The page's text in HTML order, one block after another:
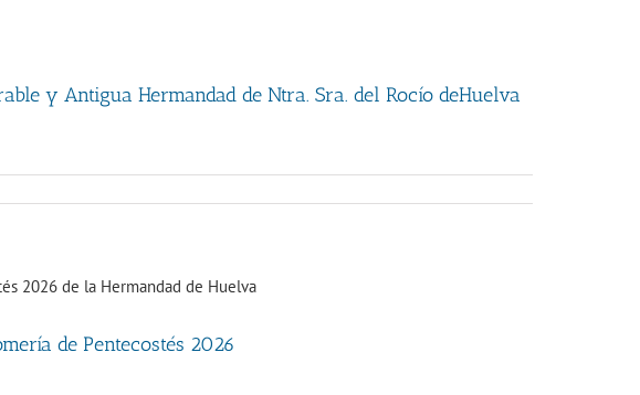
y Antigua Hermandad de Ntra. Sra. del Rocío deHuelva
de Pentecostés 2026